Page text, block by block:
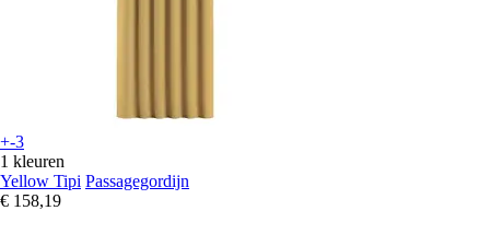
+-3
1 kleuren
Yellow Tipi Passagegordijn
€ 158,19